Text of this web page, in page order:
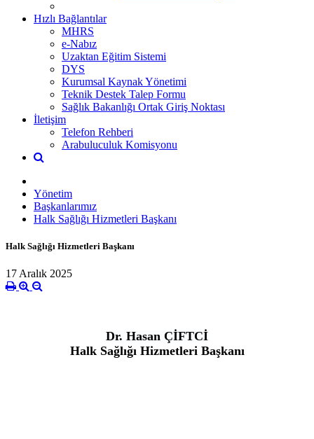
Hızlı Bağlantılar
MHRS
e-Nabız
Uzaktan Eğitim Sistemi
DYS
Kurumsal Kaynak Yönetimi
Teknik Destek Talep Formu
Sağlık Bakanlığı Ortak Giriş Noktası
İletişim
Telefon Rehberi
Arabuluculuk Komisyonu
Yönetim
Başkanlarımız
Halk Sağlığı Hizmetleri Başkanı
Halk Sağlığı Hizmetleri Başkanı
17 Aralık 2025
Dr. Hasan ÇİFTCİ
Halk Sağlığı Hizmetleri Başkanı